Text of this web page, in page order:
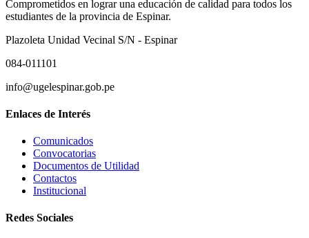
Comprometidos en lograr una educación de calidad para todos los
estudiantes de la provincia de Espinar.
Plazoleta Unidad Vecinal S/N - Espinar
084-011101
info@ugelespinar.gob.pe
Enlaces de Interés
Comunicados
Convocatorias
Documentos de Utilidad
Contactos
Institucional
Redes Sociales